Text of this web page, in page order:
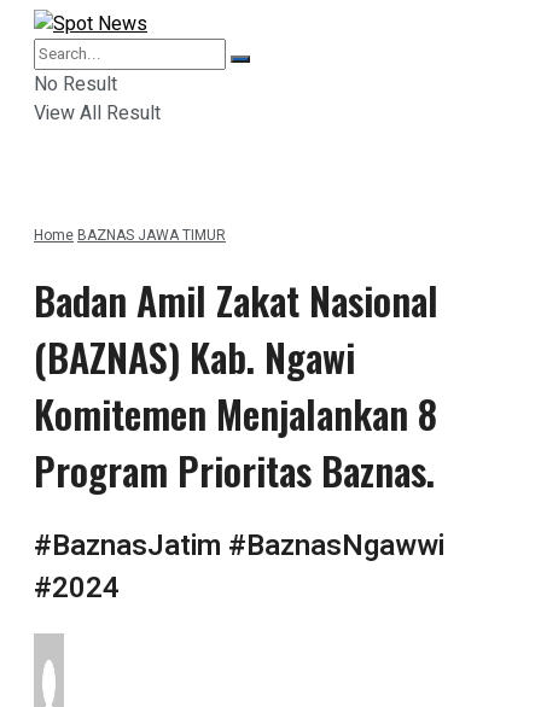
No Result
View All Result
HomeBAZNAS JAWA TIMUR
Badan Amil Zakat Nasional
(BAZNAS) Kab. Ngawi
Komitemen Menjalankan 8
Program Prioritas Baznas.
#BaznasJatim #BaznasNgawwi
#2024